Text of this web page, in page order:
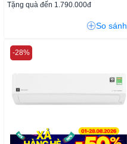
Tặng quà đến 1.790.000đ
So sánh
-28%